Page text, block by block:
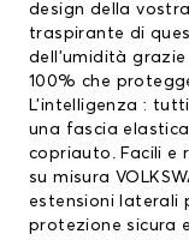
design della vostra
traspirante di
dell’umidità
100% che
L’intelligenza :
una fascia
copriauto. Facili e
su misura
estensioni laterali
protezione sicura